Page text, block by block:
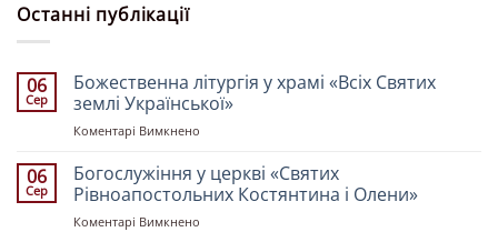
Останні публікації
06
Сер
Божественна літургія у храмі «Всіх Святих
землі Української»
Коментарі Вимкнено
літургія
у
храмі
06
Сер
Богослужіння у церкві «Святих
Рівноапостольних Костянтина і Олени»
Коментарі Вимкнено